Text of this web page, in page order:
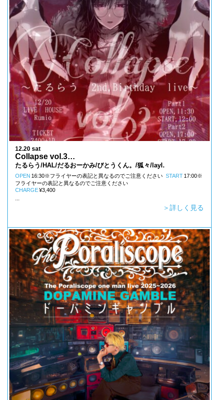
12.20 sat
Collapse vol.3
〜たるらう 2nd Birthday live〜 2部
たるらう/HAL/だるおーかみ/びとうくん。/狐々/layl.
OPEN 16:30※フライヤーの表記と異なるのでご注意ください START 17:00※
フライヤーの表記と異なるのでご注意ください
CHARGE¥3,400
＞詳しく見る